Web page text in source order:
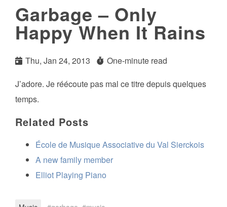
Garbage – Only
Happy When It Rains
Thu, Jan 24, 2013
One-minute read
J’adore. Je réécoute pas mal ce titre depuis quelques
temps.
Related Posts
École de Musique Associative du Val Sierckois
A new family member
Elliot Playing Piano